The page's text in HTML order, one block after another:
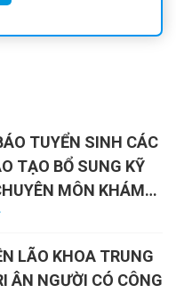
TUYỂN SINH CÁC
TẠO BỔ SUNG KỸ
MÔN KHÁM
NĂM 2026
LÃO KHOA TRUNG
ÂN NGƯỜI CÓ CÔNG